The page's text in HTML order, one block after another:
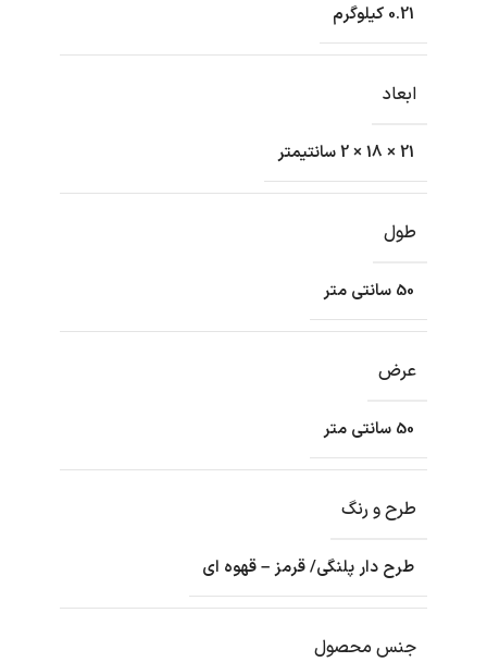
0.21 کیلوگرم
ابعاد
21 × 18 × 2 سانتیمتر
طول
50 سانتی متر
عرض
50 سانتی متر
طرح و رنگ
طرح دار پلنگی/ قرمز – قهوه ای
جنس محصول